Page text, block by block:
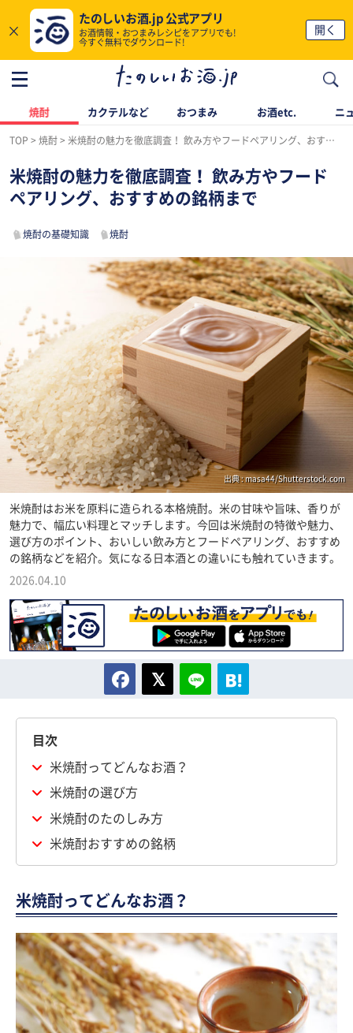
×
たのしいお酒.jp 公式アプリ
お酒情報・おつまみレシピをアプリでも!
今すぐ無料でダウンロード!
開く
焼酎 カクテルなど おつまみ お酒etc. ニ
TOP 焼酎 米焼酎の魅力を徹底調査！ 飲み方やフードペアリング、おすすめの銘柄まで
米焼酎の魅力を徹底調査！ 飲み方やフード
ペアリング、おすすめの銘柄まで
焼酎の基礎知識 焼酎
出典 : masa44/Shutterstock.com
米焼酎はお米を原料に造られる本格焼酎。米の甘味や旨味、香りが
魅力で、幅広い料理とマッチします。今回は米焼酎の特徴や魅力、
選び方のポイント、おいしい飲み方とフードペアリング、おすすめ
の銘柄などを紹介。気になる日本酒との違いにも触れていきます。
2026.04.10
目次
米焼酎ってどんなお酒？
米焼酎の選び方
米焼酎のたのしみ方
米焼酎おすすめの銘柄
米焼酎ってどんなお酒？